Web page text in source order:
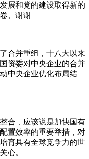
展和党的建设取得新的
。谢谢
合并重组，十八大以来
资委对中央企业的合并
中央企业优化布局结
合，应该说是加快国有
置效率的重要举措，对
育具有全球竞争力的世
心。